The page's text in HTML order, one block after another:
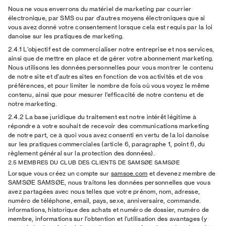
Nous ne vous enverrons du matériel de marketing par courrier
électronique, par SMS ou par d'autres moyens électroniques que si
vous avez donné votre consentement lorsque cela est requis par la loi
danoise sur les pratiques de marketing.
2.4.1 L'objectifest de commercialiser notre entreprise et nos services,
ainsi que de mettre en place et de gérer votre abonnement marketing.
Nous utilisons les données personnelles pour vous montrer le contenu
de notre site et d'autres sites en fonction de vos activités et de vos
préférences, et pour limiter le nombre de fois où vous voyez le même
contenu, ainsi que pour mesurer l'efficacité de notre contenu et de
notre marketing.
2.4.2 La base juridique du traitement est notre intérêt légitime à
répondre à votre souhait de recevoir des communications marketing
de notre part, ce à quoi vous avez consenti en vertu de la loi danoise
sur les pratiques commerciales (article 6, paragraphe 1, point f), du
règlement général sur la protection des données).
2.5 MEMBRES DU CLUB DES CLIENTS DE SAMSØE SAMSØE
Lorsque vous créez un compte sur samsoe.com et devenez membre de
SAMSØE SAMSØE, nous traitons les données personnelles que vous
avez partagées avec nous telles que votre prénom, nom, adresse,
numéro de téléphone, email, pays, sexe, anniversaire, commande.
informations, historique des achats et numéro de dossier, numéro de
membre, informations sur l'obtention et l'utilisation des avantages (y